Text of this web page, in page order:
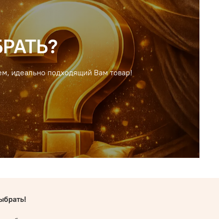
идеально подходящий Вам товар!